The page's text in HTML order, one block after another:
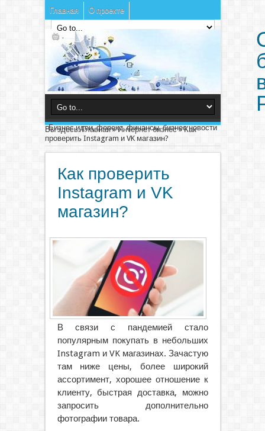
Главная О проекте
Бизнес идеи, форекс, финансы, бизнес новости
Вы здесь:Главная»Интернет бизнес»Как
проверить Instagram и VK магазин?
Как проверить
Instagram и VK
магазин?
В связи с пандемией стало
популярным покупать в небольших
Instagram и VK магазинах. Зачастую
там ниже цены, более широкий
ассортимент, хорошее отношение к
клиенту, быстрая доставка, можно
запросить дополнительно
фотографии товара.